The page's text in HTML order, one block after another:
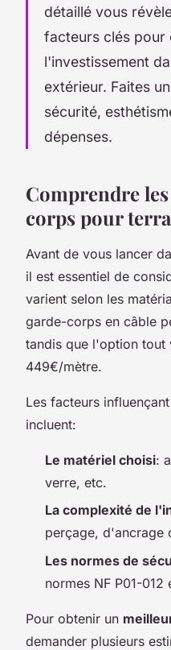
détaillé vous
facteurs clés pour
l'investissement
extérieur. Faites
sécurité,
dépenses.
Comprendre
corps pour
Avant de vous lancer
il est essentiel de
varient selon les
garde-corps en câble
tandis que l'option tout
449€/mètre.
Les facteurs
incluent:
Le matériel choisi:
verre, etc.
La complexité de
perçage, d'ancrage
Les normes de
normes NF P01-012
Pour obtenir un
demander plusieurs